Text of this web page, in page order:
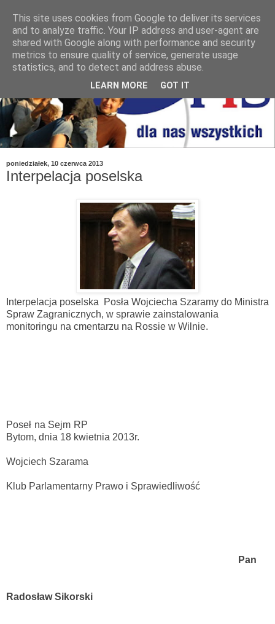
poniedziałek, 10 czerwca 2013
Interpelacja poselska
Interpelacja poselska Posła Wojciecha Szaramy do Ministra
Spraw Zagranicznych, w sprawie zainstalowania
monitoringu na cmentarzu na Rossie w Wilnie.
Poseł na Sejm RP
Bytom, dnia 18 kwietnia 2013r.
Wojciech Szarama
Klub Parlamentarny Prawo i Sprawiedliwość
Pan
Radosław Sikorski
This site uses cookies from Google to deliver its services
and to analyze traffic. Your IP address and user-agent are
shared with Google along with performance and security
metrics to ensure quality of service, generate usage
statistics, and to detect and address abuse.
LEARN MORE GOT IT